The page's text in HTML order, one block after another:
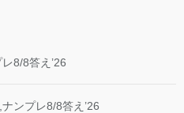
8/8答え’26
ンプレ8/8答え’26